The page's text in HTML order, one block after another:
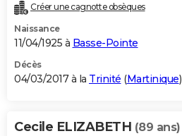
Créer une cagnotte obsèques
Naissance
11/04/1925 à Basse-Pointe
Décès
04/03/2017 à la Trinité (Martinique)
Cecile ELIZABETH (89 ans)